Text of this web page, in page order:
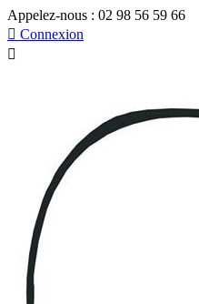
Appelez-nous : 02 98 56 59 66
 Connexion
